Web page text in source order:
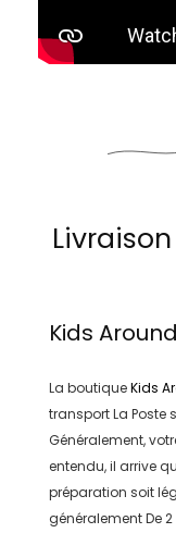
Kids Around
La boutiqueKids
transportLa Poste
Généralement,
entendu, il arrive
préparation soit
généralementDe